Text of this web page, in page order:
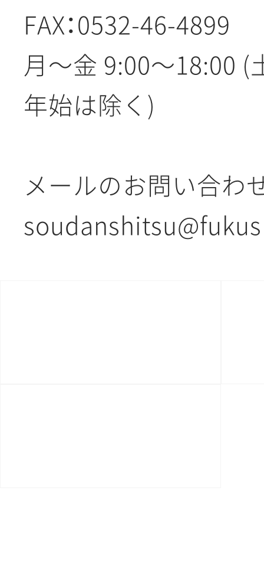
FAX：0532-46-4899
月〜金 9:00〜18:00 (
年始は除く)
メールのお問い合わ